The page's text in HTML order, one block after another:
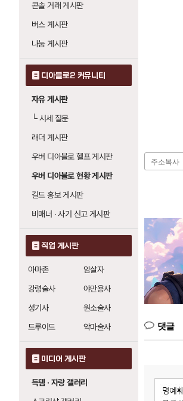
콘솔 거래 게시판
버스 게시판
나눔 게시판
디아블로2 커뮤니티
자유 게시판
└시세 질문
래더 게시판
우버 디아블로 헬프 게시판
우버 디아블로 현황 게시판
길드 홍보 게시판
비매너 · 사기 신고 게시판
직업 게시판
아마존
암살자
강령술사
야만용사
성기사
원소술사
드루이드
악마술사
미디어 게시판
득템 · 자랑 갤러리
주소복사
댓글